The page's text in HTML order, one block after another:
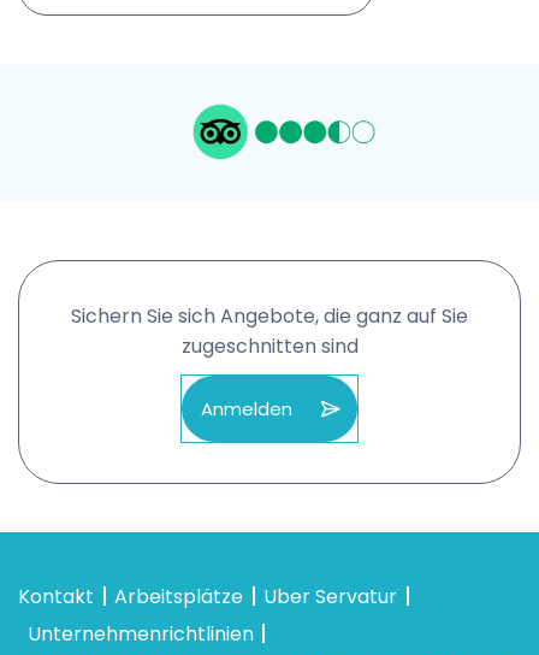
Sichern Sie sich Angebote, die ganz auf Sie
zugeschnitten sind
Anmelden
Kontakt Arbeitsplätze
Uber Servatur
Unternehmenrichtlinien